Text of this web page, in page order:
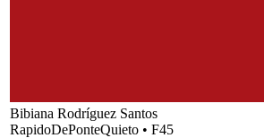
Bibiana Rodríguez Santos
RapidoDePonteQuieto • F45